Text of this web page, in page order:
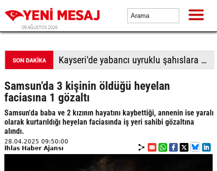
09 AĞUSTOS 2026
Kayseri'de yabancı uyruklu şahıslara biber gazı sıkıp bıçakladılar: 1 ölü, 1 yaralı
Samsun'da 3 kişinin öldüğü heyelan
faciasına 1 gözaltı
Samsun'da baba ve 2 kızının hayatını kaybettiği, annenin ise yaralı
olarak kurtarıldığı heyelan faciasında iş yeri sahibi gözaltına
alındı.
28.04.2025 09:50:00
İhlas Haber Ajansı